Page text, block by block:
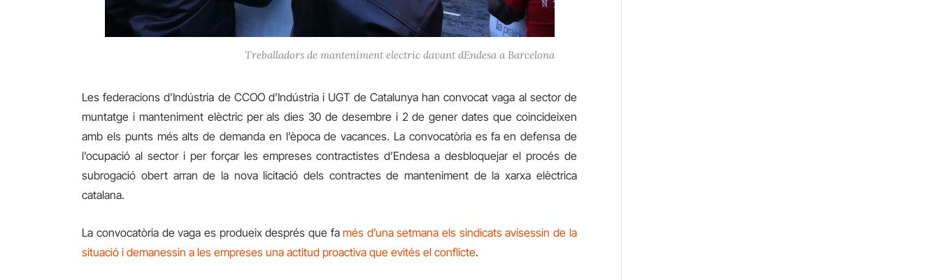
Treballadors de manteniment electric davant dEndesa a Barcelona
Les federacions d’Indústria de CCOO d’Indústria i UGT de Catalunya han convocat vaga al sector de
muntatge i manteniment elèctric per als dies 30 de desembre i 2 de gener dates que coincideixen
amb els punts més alts de demanda en l’època de vacances. La convocatòria es fa en defensa de
l’ocupació al sector i per forçar les empreses contractistes d’Endesa a desbloquejar el procés de
subrogació obert arran de la nova licitació dels contractes de manteniment de la xarxa elèctrica
catalana.
La convocatòria de vaga es produeix després que famés d’una setmana els sindicats avisessin de la
situació i demanessin a les empreses una actitud proactiva que evités el conflicte.